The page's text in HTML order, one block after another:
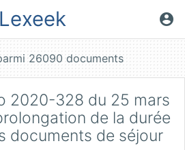
Lexeek account_circle
2020-328 du 25 mars
de la durée
documents de séjour